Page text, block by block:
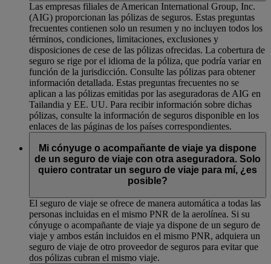
Las empresas filiales de American International Group, Inc.
(AIG) proporcionan las pólizas de seguros. Estas preguntas
frecuentes contienen solo un resumen y no incluyen todos los
términos, condiciones, limitaciones, exclusiones y
disposiciones de cese de las pólizas ofrecidas. La cobertura de
seguro se rige por el idioma de la póliza, que podría variar en
función de la jurisdicción. Consulte las pólizas para obtener
información detallada. Estas preguntas frecuentes no se
aplican a las pólizas emitidas por las aseguradoras de AIG en
Tailandia y EE. UU. Para recibir información sobre dichas
pólizas, consulte la información de seguros disponible en los
enlaces de las páginas de los países correspondientes.
Mi cónyuge o acompañante de viaje ya dispone
de un seguro de viaje con otra aseguradora. Solo
quiero contratar un seguro de viaje para mí, ¿es
posible?
El seguro de viaje se ofrece de manera automática a todas las
personas incluidas en el mismo PNR de la aerolínea. Si su
cónyuge o acompañante de viaje ya dispone de un seguro de
viaje y ambos están incluidos en el mismo PNR, adquiera un
seguro de viaje de otro proveedor de seguros para evitar que
dos pólizas cubran el mismo viaje.